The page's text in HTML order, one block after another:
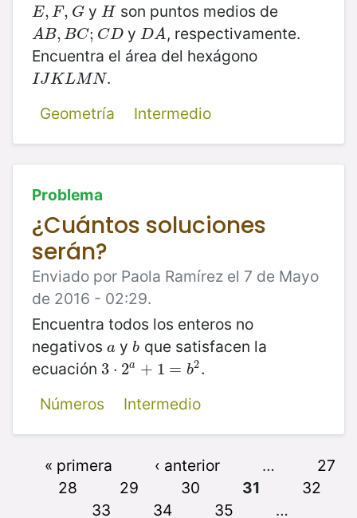
E, F, G
E,F,G y H
H son puntos medios de
A B, BC; CD
AB,BC;CD y DA
DA , respectivamente.
Encuentra el área del hexágono
IJ K LMN
IJKLMN
.
Geometría
Intermedio
Problema
¿Cuántos soluciones
serán?
Enviado por Paola Ramírez el 7 de Mayo
de 2016 - 02:29.
Encuentra todos los enteros no
negativos a
a yb
b que satisfacen la
ecuación 3 ⋅ 2a + 1 = b2.
3 ⋅2a+1=b2
Números
Intermedio
« primera ‹ anterior …
27
28
29 30 31
32
33
34 35 …